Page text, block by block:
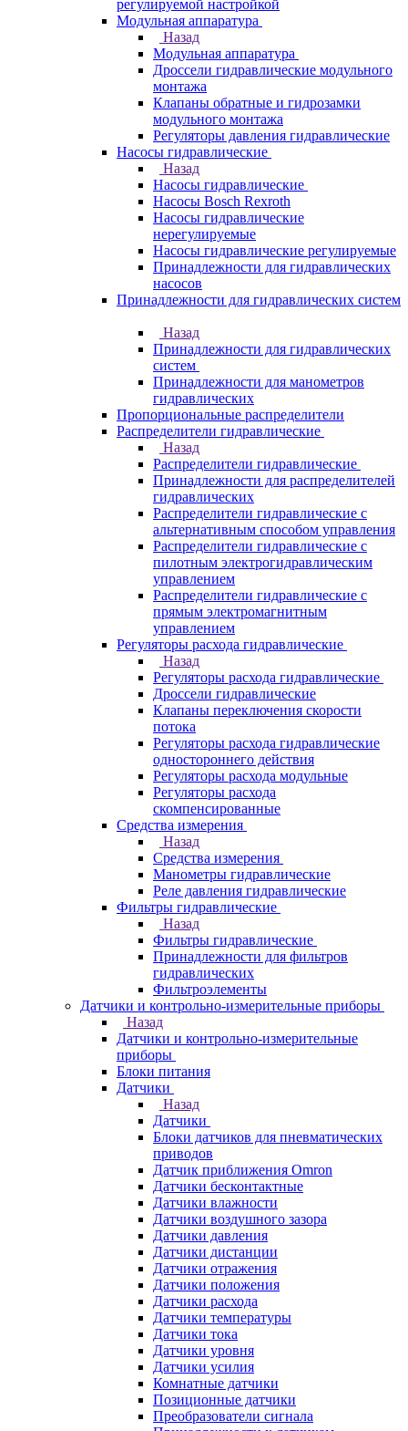
регулируемой настройкой
Модульная аппаратура
Назад
Модульная аппаратура
Дроссели гидравлические модульного
монтажа
Клапаны обратные и гидрозамки
модульного монтажа
Регуляторы давления гидравлические
Насосы гидравлические
Назад
Насосы гидравлические
Насосы Bosch Rexroth
Насосы гидравлические
нерегулируемые
Насосы гидравлические регулируемые
Принадлежности для гидравлических
насосов
Принадлежности для гидравлических систем
Назад
Принадлежности для гидравлических
систем
Принадлежности для манометров
гидравлических
Пропорциональные распределители
Распределители гидравлические
Назад
Распределители гидравлические
Принадлежности для распределителей
гидравлических
Распределители гидравлические с
альтернативным способом управления
Распределители гидравлические с
пилотным электрогидравлическим
управлением
Распределители гидравлические с
прямым электромагнитным
управлением
Регуляторы расхода гидравлические
Назад
Регуляторы расхода гидравлические
Дроссели гидравлические
Клапаны переключения скорости
потока
Регуляторы расхода гидравлические
одностороннего действия
Регуляторы расхода модульные
Регуляторы расхода
скомпенсированные
Средства измерения
Назад
Средства измерения
Манометры гидравлические
Реле давления гидравлические
Фильтры гидравлические
Назад
Фильтры гидравлические
Принадлежности для фильтров
гидравлических
Фильтроэлементы
Датчики и контрольно-измерительные приборы
Назад
Датчики и контрольно-измерительные
приборы
Блоки питания
Датчики
Назад
Датчики
Блоки датчиков для пневматических
приводов
Датчик приближения Omron
Датчики бесконтактные
Датчики влажности
Датчики воздушного зазора
Датчики давления
Датчики дистанции
Датчики отражения
Датчики положения
Датчики расхода
Датчики температуры
Датчики тока
Датчики уровня
Датчики усилия
Комнатные датчики
Позиционные датчики
Преобразователи сигнала